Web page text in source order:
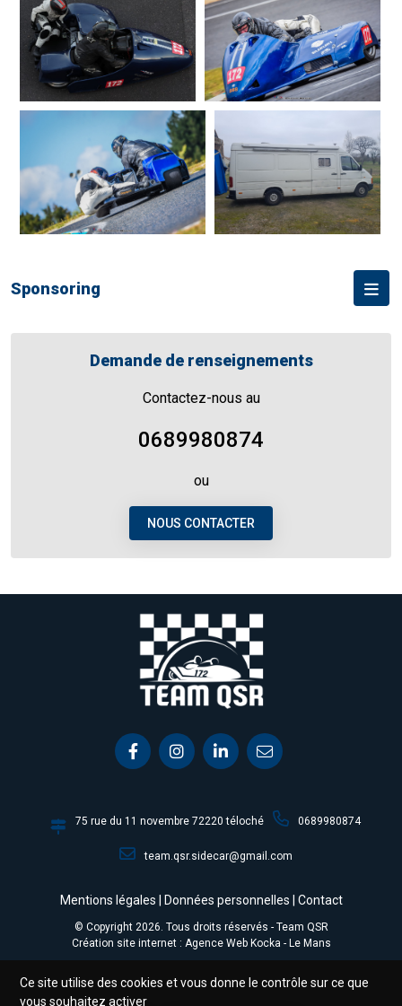
customisant à vos couleurs ou de louer un emplacement.
Pour affiner votre projet et la meilleure visibilité pour votre société,
n'hésitez pas à nous contacter. Tarifs à la demande.
EMPLACEMENTS PUBLICITAIRES SUR
NOTRE CAMION-ATELIER
Possibilité de louer l'ensemble de notre Camion-Atelier en le
customisant à vos couleurs ou de louer un emplacement.
Pour affiner votre projet et la meilleure visibilité pour votre société,
n'hésitez pas à nous contacter. Tarifs à la demande.
Sponsoring
Demande de renseignements
Contactez-nous au
0689980874
ou
NOUS CONTACTER
75 rue du 11 novembre 72220 téloché 0689980874
team.qsr.sidecar@gmail.com
Mentions légales Données personnelles Contact
© Copyright 2026. Tous droits réservés - Team QSR
Création site internet : Agence Web Kocka - Le Mans
Ce site utilise des cookies et vous donne le contrôle sur ce que
vous souhaitez activer